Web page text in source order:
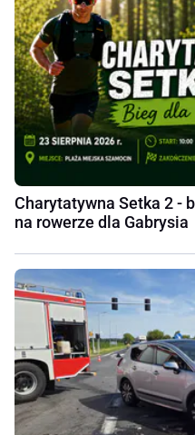
Charytatywna Setka 2 -
na rowerze dla Gabrysia